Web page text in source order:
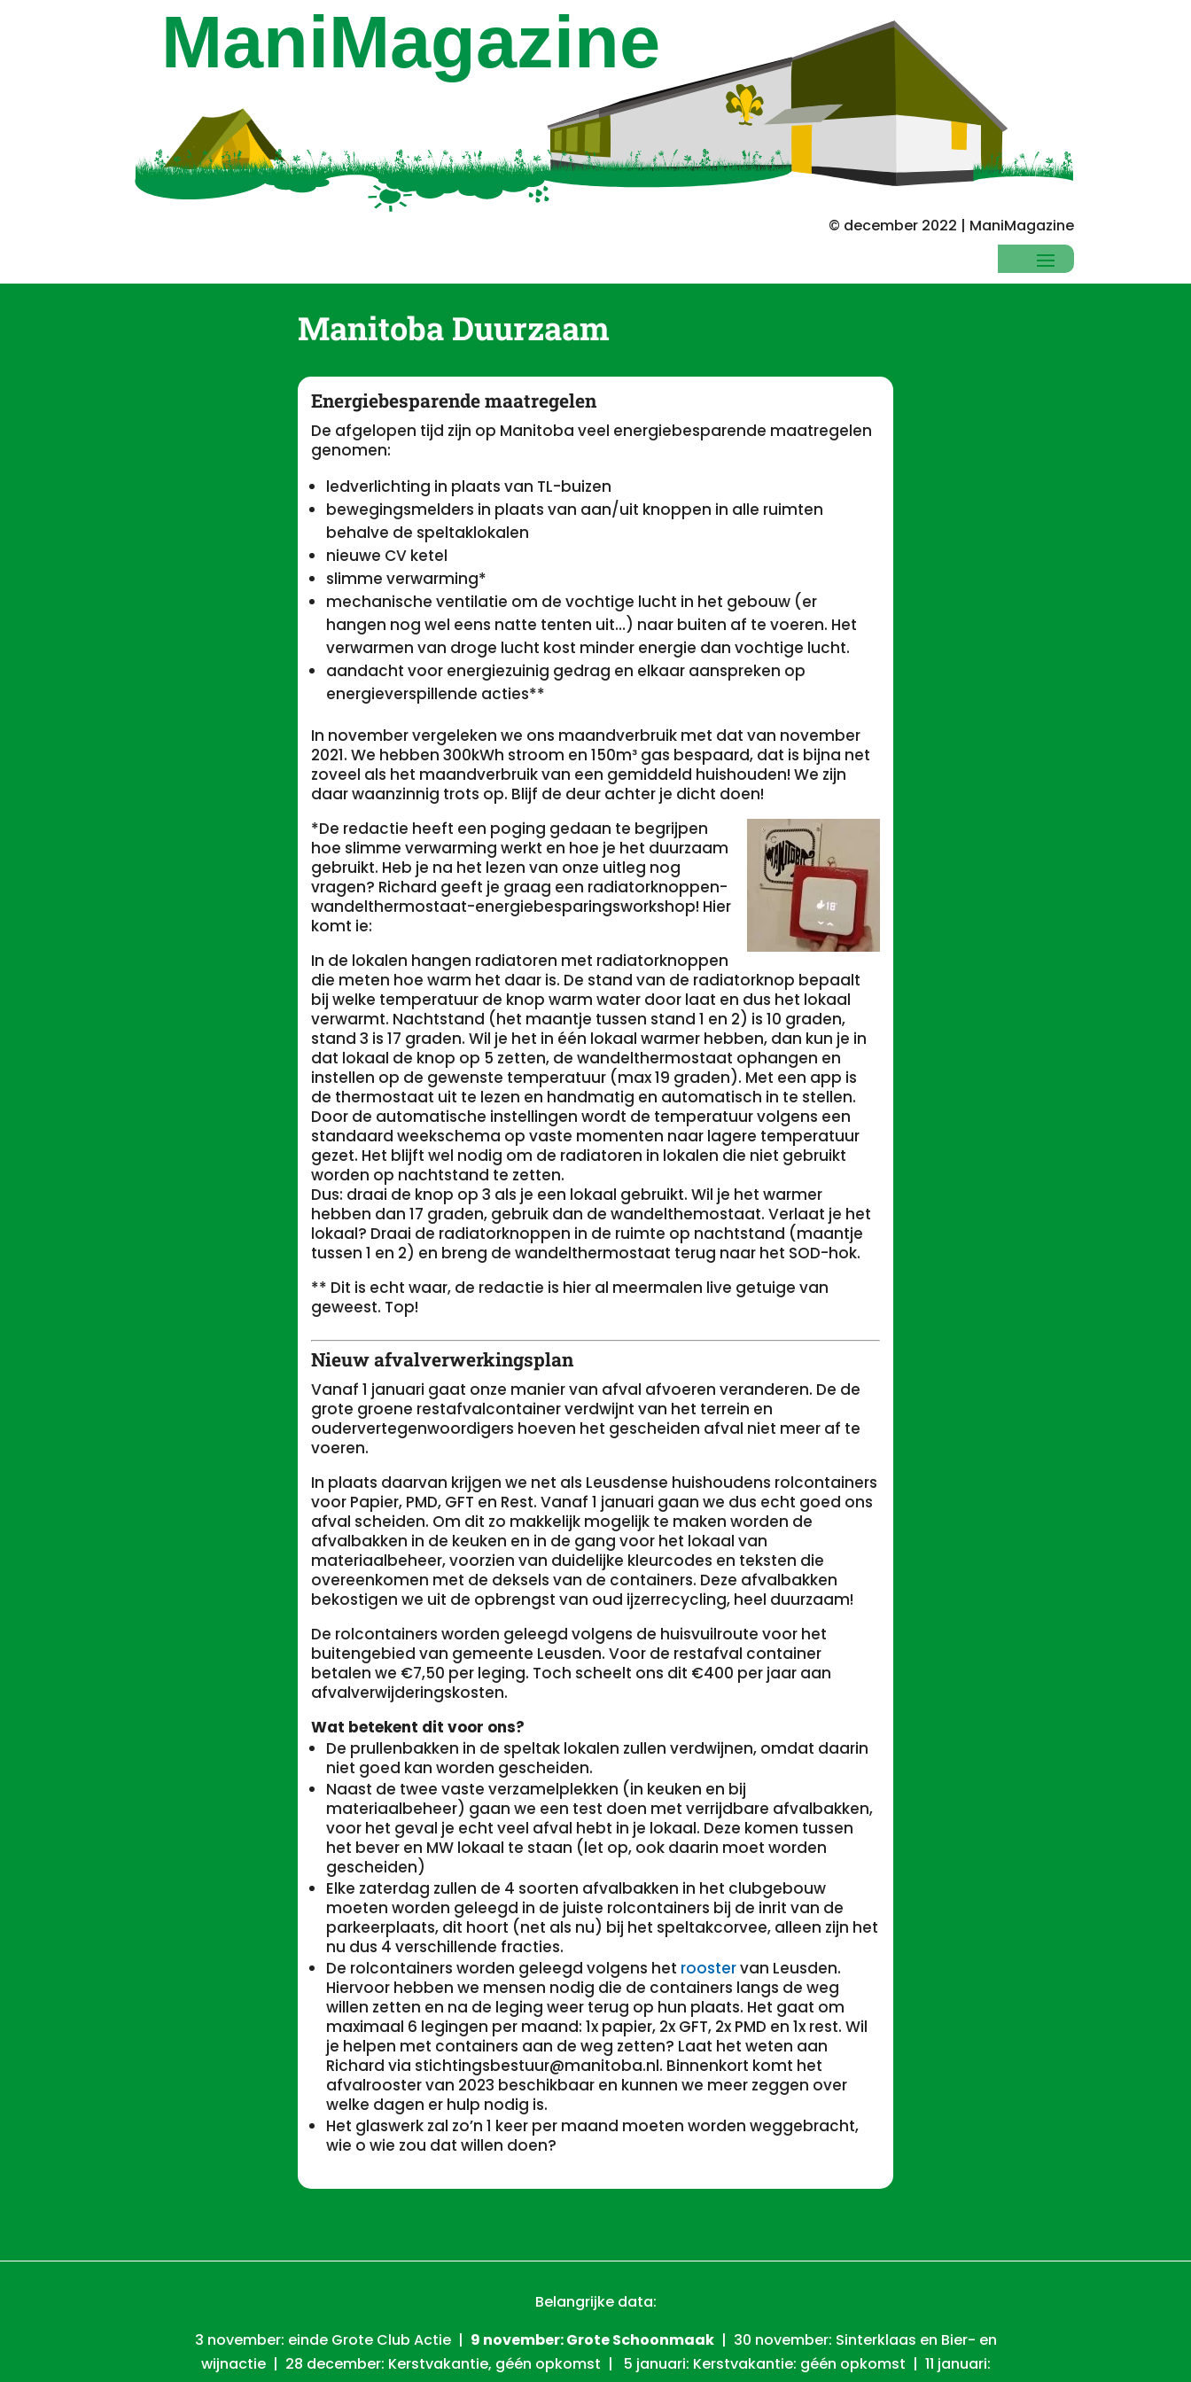
© december 2022 | ManiMagazine
Manitoba Duurzaam
Energiebesparende maatregelen
De afgelopen tijd zijn op Manitoba veel energiebesparende maatregelen
genomen:
ledverlichting in plaats van TL-buizen
bewegingsmelders in plaats van aan/uit knoppen in alle ruimten
behalve de speltaklokalen
nieuwe CV ketel
slimme verwarming*
mechanische ventilatie om de vochtige lucht in het gebouw (er
hangen nog wel eens natte tenten uit…) naar buiten af te voeren. Het
verwarmen van droge lucht kost minder energie dan vochtige lucht.
aandacht voor energiezuinig gedrag en elkaar aanspreken op
energieverspillende acties**
In november vergeleken we ons maandverbruik met dat van november
2021. We hebben 300kWh stroom en 150m³ gas bespaard, dat is bijna net
zoveel als het maandverbruik van een gemiddeld huishouden! We zijn
daar waanzinnig trots op. Blijf de deur achter je dicht doen!
*De redactie heeft een poging gedaan te begrijpen
hoe slimme verwarming werkt en hoe je het duurzaam
gebruikt. Heb je na het lezen van onze uitleg nog
vragen? Richard geeft je graag een radiatorknoppen-
wandelthermostaat-energiebesparingsworkshop! Hier
komt ie:
In de lokalen hangen radiatoren met radiatorknoppen
die meten hoe warm het daar is. De stand van de radiatorknop bepaalt
bij welke temperatuur de knop warm water door laat en dus het lokaal
verwarmt. Nachtstand (het maantje tussen stand 1 en 2) is 10 graden,
stand 3 is 17 graden. Wil je het in één lokaal warmer hebben, dan kun je in
dat lokaal de knop op 5 zetten, de wandelthermostaat ophangen en
instellen op de gewenste temperatuur (max 19 graden). Met een app is
de thermostaat uit te lezen en handmatig en automatisch in te stellen.
Door de automatische instellingen wordt de temperatuur volgens een
standaard weekschema op vaste momenten naar lagere temperatuur
gezet. Het blijft wel nodig om de radiatoren in lokalen die niet gebruikt
worden op nachtstand te zetten.
Dus: draai de knop op 3 als je een lokaal gebruikt. Wil je het warmer
hebben dan 17 graden, gebruik dan de wandelthemostaat. Verlaat je het
lokaal? Draai de radiatorknoppen in de ruimte op nachtstand (maantje
tussen 1 en 2) en breng de wandelthermostaat terug naar het SOD-hok.
** Dit is echt waar, de redactie is hier al meermalen live getuige van
geweest. Top!
Nieuw afvalverwerkingsplan
Vanaf 1 januari gaat onze manier van afval afvoeren veranderen. De de
grote groene restafvalcontainer verdwijnt van het terrein en
oudervertegenwoordigers hoeven het gescheiden afval niet meer af te
voeren.
In plaats daarvan krijgen we net als Leusdense huishoudens rolcontainers
voor Papier, PMD, GFT en Rest. Vanaf 1 januari gaan we dus echt goed ons
afval scheiden. Om dit zo makkelijk mogelijk te maken worden de
afvalbakken in de keuken en in de gang voor het lokaal van
materiaalbeheer, voorzien van duidelijke kleurcodes en teksten die
overeenkomen met de deksels van de containers. Deze afvalbakken
bekostigen we uit de opbrengst van oud ijzerrecycling, heel duurzaam!
De rolcontainers worden geleegd volgens de huisvuilroute voor het
buitengebied van gemeente Leusden. Voor de restafval container
betalen we €7,50 per leging. Toch scheelt ons dit €400 per jaar aan
afvalverwijderingskosten.
Wat betekent dit voor ons?
De prullenbakken in de speltak lokalen zullen verdwijnen, omdat daarin
niet goed kan worden gescheiden.
Naast de twee vaste verzamelplekken (in keuken en bij
materiaalbeheer) gaan we een test doen met verrijdbare afvalbakken,
voor het geval je echt veel afval hebt in je lokaal. Deze komen tussen
het bever en MW lokaal te staan (let op, ook daarin moet worden
gescheiden)
Elke zaterdag zullen de 4 soorten afvalbakken in het clubgebouw
moeten worden geleegd in de juiste rolcontainers bij de inrit van de
parkeerplaats, dit hoort (net als nu) bij het speltakcorvee, alleen zijn het
nu dus 4 verschillende fracties.
De rolcontainers worden geleegd volgens het roostervan Leusden.
Hiervoor hebben we mensen nodig die de containers langs de weg
willen zetten en na de leging weer terug op hun plaats. Het gaat om
maximaal 6 legingen per maand: 1x papier, 2x GFT, 2x PMD en 1x rest. Wil
je helpen met containers aan de weg zetten? Laat het weten aan
Richard via stichtingsbestuur@manitoba.nl. Binnenkort komt het
afvalrooster van 2023 beschikbaar en kunnen we meer zeggen over
welke dagen er hulp nodig is.
Het glaswerk zal zo’n 1 keer per maand moeten worden weggebracht,
wie o wie zou dat willen doen?
Belangrijke data:
3 november: einde Grote Club Actie | 9 november: Grote Schoonmaak| 30 november: Sinterklaas en Bier- en
wijnactie | 28 december: Kerstvakantie, géén opkomst | 5 januari: Kerstvakantie: géén opkomst | 11 januari: